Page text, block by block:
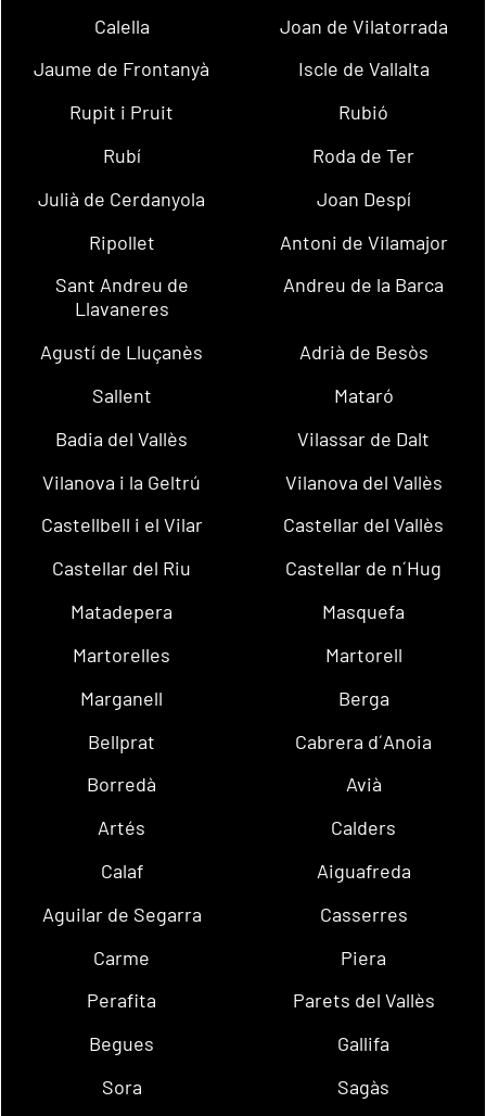
Calella
Joan de Vilatorrada
Jaume de Frontanyà
Iscle de Vallalta
Rupit i Pruit
Rubió
Rubí
Roda de Ter
Julià de Cerdanyola
Joan Despí
Ripollet
Antoni de Vilamajor
Sant Andreu de
Llavaneres
Andreu de la Barca
Agustí de Lluçanès
Adrià de Besòs
Sallent
Mataró
Badia del Vallès
Vilassar de Dalt
Vilanova i la Geltrú
Vilanova del Vallès
Castellbell i el Vilar
Castellar del Vallès
Castellar del Riu
Castellar de n´Hug
Matadepera
Masquefa
Martorelles
Martorell
Marganell
Berga
Bellprat
Cabrera d´Anoia
Borredà
Avià
Artés
Calders
Calaf
Aiguafreda
Aguilar de Segarra
Casserres
Carme
Piera
Perafita
Parets del Vallès
Begues
Gallifa
Sora
Sagàs